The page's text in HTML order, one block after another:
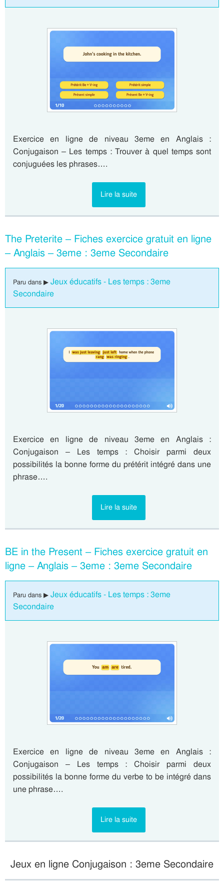
Exercice en ligne de niveau 3eme en Anglais :
Conjugaison – Les temps : Trouver à quel temps sont
conjuguées les phrases….
Lire la suite
The Preterite – Fiches exercice gratuit en ligne
– Anglais – 3eme : 3eme Secondaire
Paru dans ▶ Jeux éducatifs - Les temps : 3eme
Secondaire
Exercice en ligne de niveau 3eme en Anglais :
Conjugaison – Les temps : Choisir parmi deux
possibilités la bonne forme du prétérit intégré dans une
phrase….
Lire la suite
BE in the Present – Fiches exercice gratuit en
ligne – Anglais – 3eme : 3eme Secondaire
Paru dans ▶ Jeux éducatifs - Les temps : 3eme
Secondaire
Exercice en ligne de niveau 3eme en Anglais :
Conjugaison – Les temps : Choisir parmi deux
possibilités la bonne forme du verbe to be intégré dans
une phrase….
Lire la suite
Jeux en ligne Conjugaison : 3eme Secondaire